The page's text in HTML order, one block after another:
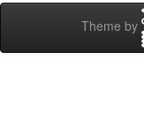
Theme by